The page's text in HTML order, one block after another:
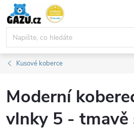
Přejít
obsah
Kusové koberce
Moderní
vlnky 5 - tmavě